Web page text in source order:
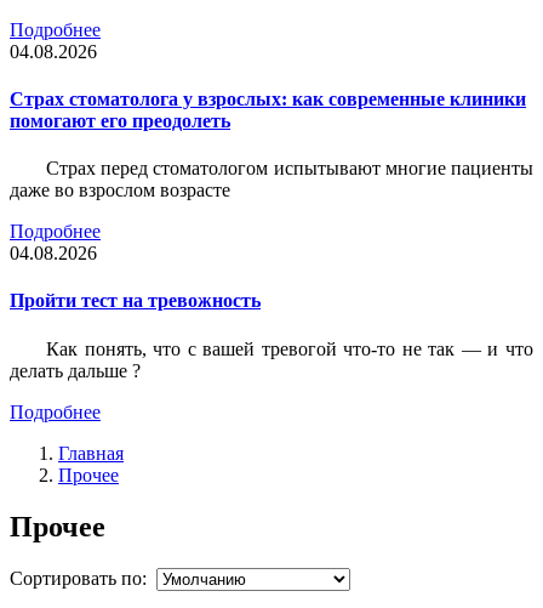
Подробнее
04.08.2026
Страх стоматолога у взрослых: как современные клиники
помогают его преодолеть
Страх перед стоматологом испытывают многие пациенты
даже во взрослом возрасте
Подробнее
04.08.2026
Пройти тест на тревожность
Как понять, что с вашей тревогой что-то не так — и что
делать дальше ?
Подробнее
Главная
Прочее
Прочее
Сортировать по: